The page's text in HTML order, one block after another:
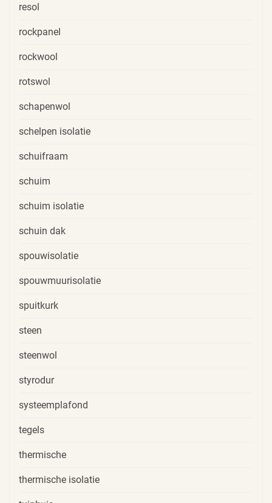
resol
rockpanel
rockwool
rotswol
schapenwol
schelpen isolatie
schuifraam
schuim
schuim isolatie
schuin dak
spouwisolatie
spouwmuurisolatie
spuitkurk
steen
steenwol
styrodur
systeemplafond
tegels
thermische
thermische isolatie